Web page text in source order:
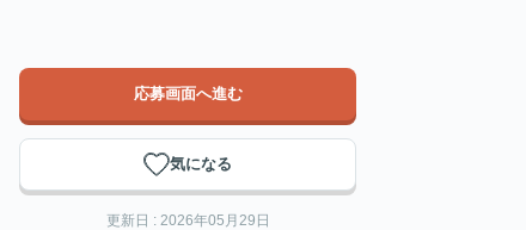
応募画面へ進む
気になる
更新日 : 2026年05月29日